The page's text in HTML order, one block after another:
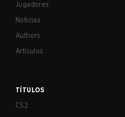
Jugadores
Noticias
Authors
Artículos
TÍTULOS
CS2